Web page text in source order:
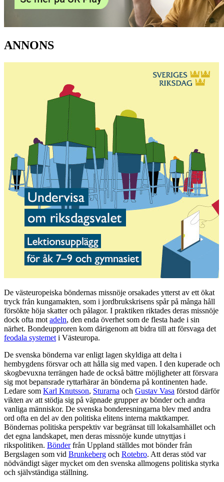
ANNONS
De västeuropeiska böndernas missnöje orsakades ytterst av ett ökat
tryck från kungamakten, som i jordbrukskrisens spår på många håll
försökte höja skatter och pålagor. I praktiken riktades deras missnöje
dock ofta mot adeln, den enda överhet som de flesta hade i sin
närhet. Bondeupproren kom därigenom att bidra till att försvaga det
feodala systemet i Västeuropa.
De svenska bönderna var enligt lagen skyldiga att delta i
hembygdens försvar och att hålla sig med vapen. I den kuperade och
skogbevuxna terrängen hade de också bättre möjligheter att försvara
sig mot bepansrade ryttarhärar än bönderna på kontinenten hade.
Ledare som Karl Knutsson, Sturarna och Gustav Vasa förstod därför
vikten av att stödja sig på väpnade grupper av bönder och andra
vanliga människor. De svenska bonderesningarna blev med andra
ord ofta en del av den politiska elitens interna maktkamper.
Böndernas politiska perspektiv var begränsat till lokalsamhället och
det egna landskapet, men deras missnöje kunde utnyttjas i
rikspolitiken. Bönderfrån Uppland ställdes mot bönder från
Bergslagen som vid Brunkeberg och Rotebro. Att deras stöd var
nödvändigt säger mycket om den svenska allmogens politiska styrka
och självständiga ställning.